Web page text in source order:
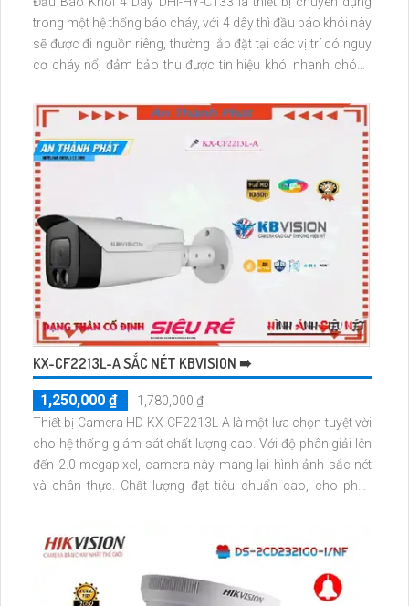
trong một hệ thống báo cháy, với 4 dây thì đầu báo khói này
sẽ được đi nguồn riêng, thường lắp đặt tại các vị trí có nguy
cơ cháy nổ, đảm bảo thu được tín hiệu khói nhanh chóng
KX-CF2213L-A SẮC NÉT KBVISION ➠
1,250,000 ₫
1,780,000 ₫
Thiết bị Camera HD KX-CF2213L-A là một lựa chọn tuyệt vời
cho hệ thống giám sát chất lượng cao. Với độ phân giải lên
đến 2.0 megapixel, camera này mang lại hình ảnh sắc nét
và chân thực. Chất lượng đạt tiêu chuẩn cao, cho phép